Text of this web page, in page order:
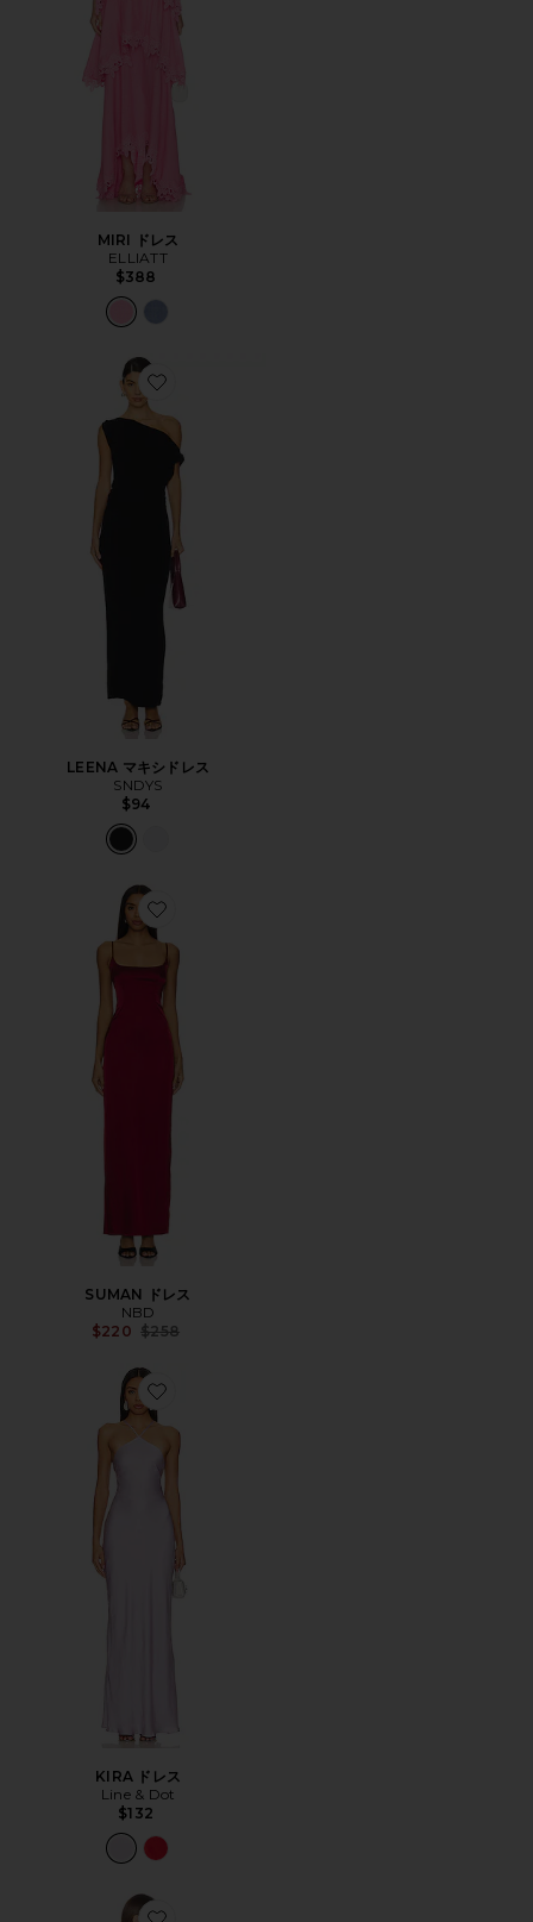
MIRI ドレス
ELLIATT
$388
Favorite LEENA マキシドレス
LEENA マキシドレス
SNDYS
$94
Favorite SUMAN ドレス
SUMAN ドレス
NBD
$220 Previous price:
$258
Favorite KIRA ドレス
KIRA ドレス
Line & Dot
$132